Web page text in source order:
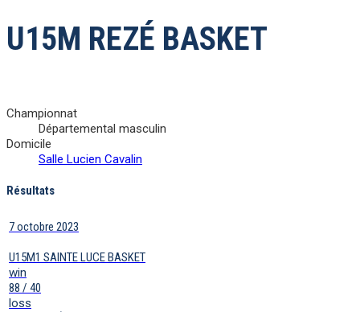
U15M REZÉ BASKET
Championnat
Départemental masculin
Domicile
Salle Lucien Cavalin
Résultats
7 octobre 2023
U15M1 SAINTE LUCE BASKET
win
88 / 40
loss